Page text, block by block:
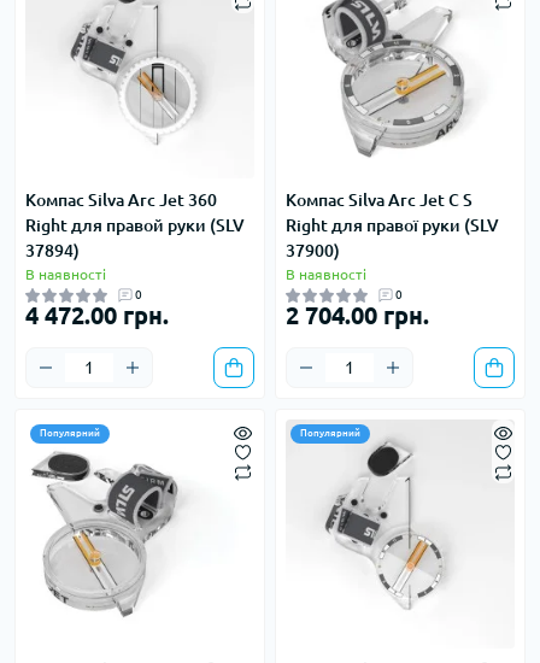
Компас Silva Arc Jet 360
Right для правой руки (SLV
37894)
В наявності
0
4 472.00 грн.
Компас Silva Arc Jet C S
Right для правої руки (SLV
37900)
В наявності
0
2 704.00 грн.
Популярний Популярний